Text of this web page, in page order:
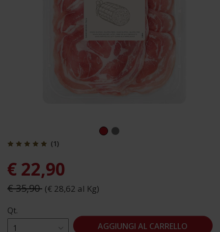
(1)
€ 22,90
€ 35,90 (€ 28,62 al Kg)
Qt.
AGGIUNGI AL CARRELLO